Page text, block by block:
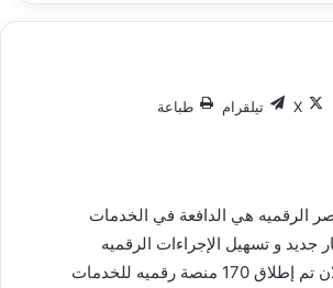
‫X تيلقرام طباعة
الرقميه هي الدافعة في الخدمات
جديد و تسهيل الإجراءات الرقميه
للمواطنين ؛ الي الان تم إطلاق 170 منصة رقميه للخدمات